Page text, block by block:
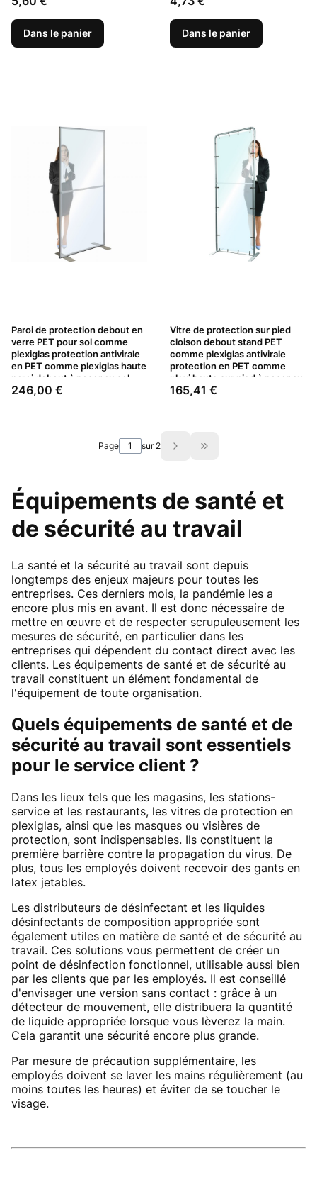
Dans le panier Dans le panier
Paroi de protection debout en
verre PET pour sol comme
plexiglas protection antivirale
en PET comme plexiglas haute
paroi debout à poser au sol
paroi de protection 100 x 200
Prix
246,00 €
Vitre de protection sur pied
cloison debout stand PET
comme plexiglas antivirale
protection en PET comme
plexi haute sur pied à poser au
sol paravent protecteur 100 x
Prix
165,41 €
Page sur 2 Aller à la dernière
Équipements de santé et
de sécurité au travail
La santé et la sécurité au travail sont depuis
longtemps des enjeux majeurs pour toutes les
entreprises. Ces derniers mois, la pandémie les a
encore plus mis en avant. Il est donc nécessaire de
mettre en œuvre et de respecter scrupuleusement les
mesures de sécurité, en particulier dans les
entreprises qui dépendent du contact direct avec les
clients. Les équipements de santé et de sécurité au
travail constituent un élément fondamental de
l'équipement de toute organisation.
Quels équipements de santé et de
sécurité au travail sont essentiels
pour le service client ?
Dans les lieux tels que les magasins, les stations-
service et les restaurants, les vitres de protection en
plexiglas, ainsi que les masques ou visières de
protection, sont indispensables. Ils constituent la
première barrière contre la propagation du virus. De
plus, tous les employés doivent recevoir des gants en
latex jetables.
Les distributeurs de désinfectant et les liquides
désinfectants de composition appropriée sont
également utiles en matière de santé et de sécurité au
travail. Ces solutions vous permettent de créer un
point de désinfection fonctionnel, utilisable aussi bien
par les clients que par les employés. Il est conseillé
d'envisager une version sans contact : grâce à un
détecteur de mouvement, elle distribuera la quantité
de liquide appropriée lorsque vous lèverez la main.
Cela garantit une sécurité encore plus grande.
Par mesure de précaution supplémentaire, les
employés doivent se laver les mains régulièrement (au
moins toutes les heures) et éviter de se toucher le
visage.